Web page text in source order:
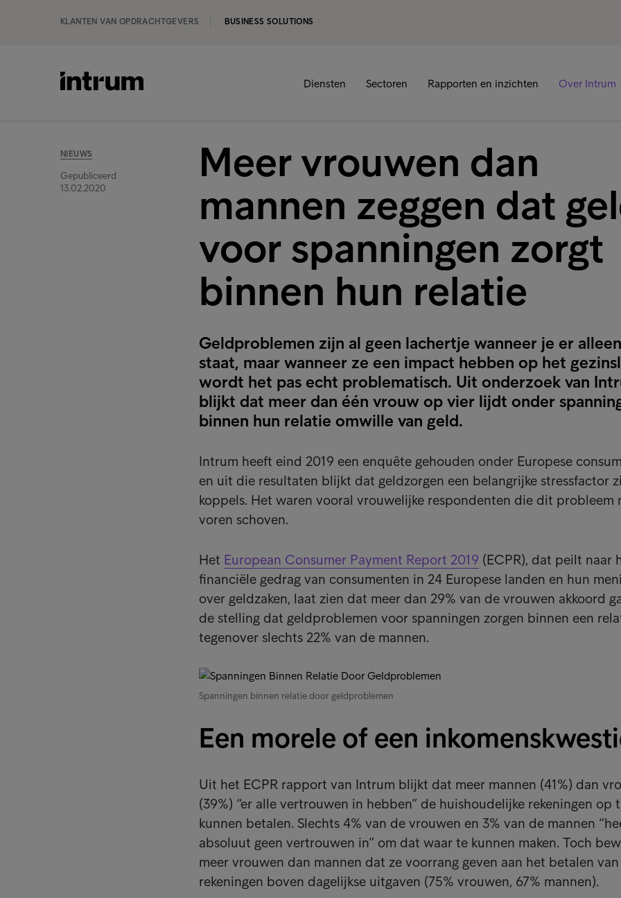
KLANTEN VAN OPDRACHTGEVERS BUSINESS SOLUTIONS
Diensten Sectoren Rapporten en inzichten Over Intrum
NIEUWS
Gepubliceerd
13.02.2020
Meer vrouwen dan
mannen zeggen dat
voor spanningen zorgt
binnen hun relatie
Geldproblemen zijn al geen lachertje wanneer je er
staat, maar wanneer ze een impact hebben op het
wordt het pas echt problematisch. Uit onderzoek van
blijkt dat meer dan één vrouw op vier lijdt onder
binnen hun relatie omwille van geld.
Intrum heeft eind 2019 een enquête gehouden onder Europese
en uit die resultaten blijkt dat geldzorgen een belangrijke stressfactor
koppels. Het waren vooral vrouwelijke respondenten die dit probleem
voren schoven.
Het European Consumer Payment Report 2019 (ECPR), dat peilt naar
financiële gedrag van consumenten in 24 Europese landen en hun
over geldzaken, laat zien dat meer dan 29% van de vrouwen akkoord
de stelling dat geldproblemen voor spanningen zorgen binnen een
tegenover slechts 22% van de mannen.
Spanningen binnen relatie door geldproblemen
Een morele of een
Uit het ECPR rapport van Intrum blijkt dat meer mannen (41%) dan
(39%) “er alle vertrouwen in hebben” de huishoudelijke rekeningen op
kunnen betalen. Slechts 4% van de vrouwen en 3% van de mannen
absoluut geen vertrouwen in” om dat waar te kunnen maken. Toch
meer vrouwen dan mannen dat ze voorrang geven aan het betalen
rekeningen boven dagelijkse uitgaven (75% vrouwen, 67% mannen).